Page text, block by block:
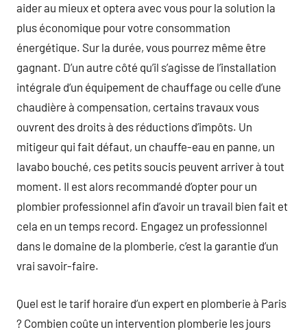
aider au mieux et optera avec vous pour la solution la
plus économique pour votre consommation
énergétique. Sur la durée, vous pourrez même être
gagnant. D’un autre côté qu’il s’agisse de l’installation
intégrale d’un équipement de chauffage ou celle d’une
chaudière à compensation, certains travaux vous
ouvrent des droits à des réductions d’impôts. Un
mitigeur qui fait défaut, un chauffe-eau en panne, un
lavabo bouché, ces petits soucis peuvent arriver à tout
moment. Il est alors recommandé d’opter pour un
plombier professionnel afin d’avoir un travail bien fait et
cela en un temps record. Engagez un professionnel
dans le domaine de la plomberie, c’est la garantie d’un
vrai savoir-faire.
Quel est le tarif horaire d’un expert en plomberie à Paris
? Combien coûte un intervention plomberie les jours